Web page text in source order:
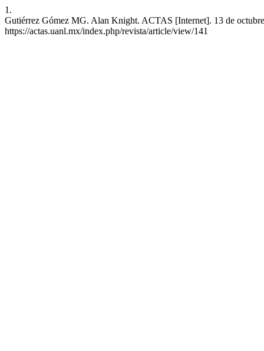
1.
Gutiérrez Gómez MG. Alan Knight. ACTAS [Internet]. 13 de
https://actas.uanl.mx/index.php/revista/article/view/141